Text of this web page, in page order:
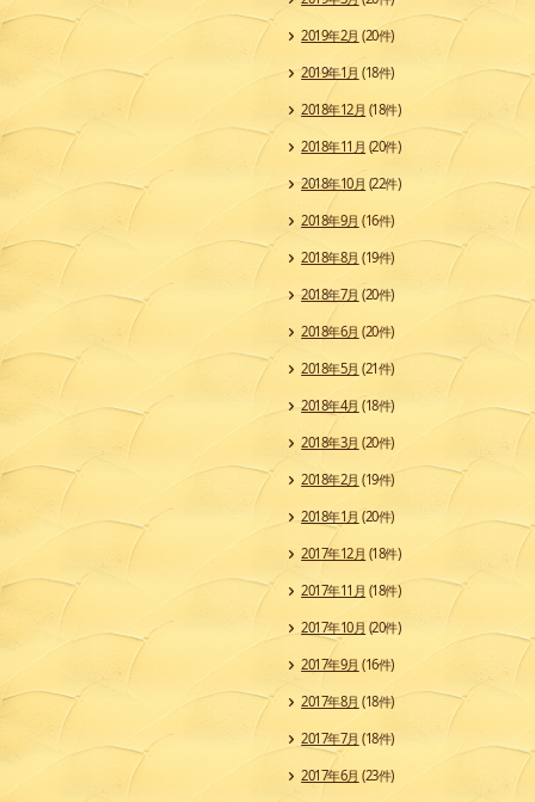
2019年2月 (20件)
2019年1月 (18件)
2018年12月 (18件)
2018年11月(20件)
2018年10月 (22件)
2018年9月 (16件)
2018年8月 (19件)
2018年7月 (20件)
2018年6月 (20件)
2018年5月 (21件)
2018年4月 (18件)
2018年3月 (20件)
2018年2月 (19件)
2018年1月 (20件)
2017年12月 (18件)
2017年11月 (18件)
2017年10月 (20件)
2017年9月 (16件)
2017年8月 (18件)
2017年7月 (18件)
2017年6月 (23件)